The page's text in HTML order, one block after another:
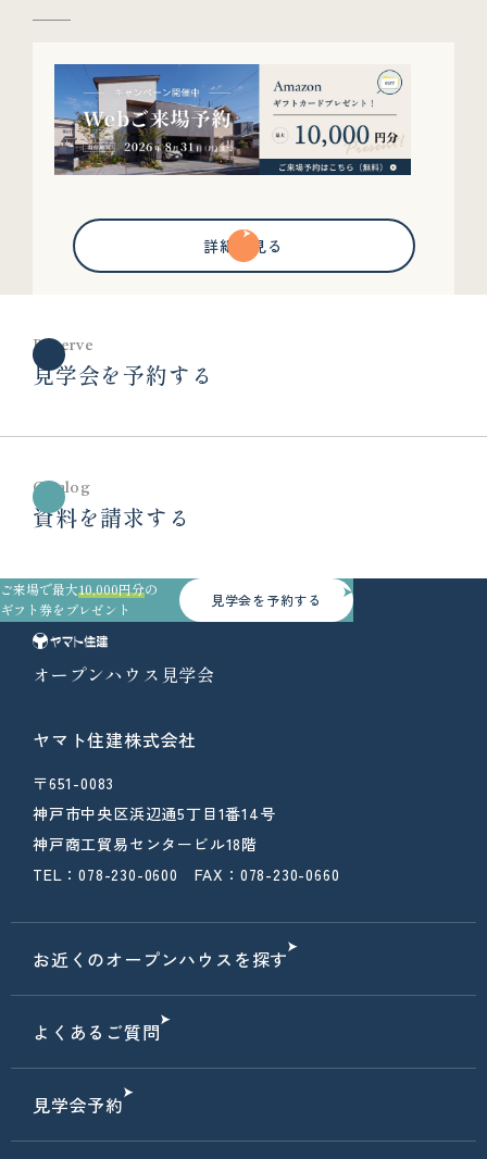
詳細を見る
Reserve
見学会を予約する
Catalog
資料を請求する
ご来場で最大10,000円分の
ギフト券をプレゼント
見学会を予約する
オープンハウス見学会
ヤマト住建株式会社
〒651-0083
神戸市中央区浜辺通5丁目1番14号
神戸商工貿易センタービル18階
TEL：078-230-0600 FAX：078-230-0660
お近くのオープンハウスを探す
よくあるご質問
見学会予約